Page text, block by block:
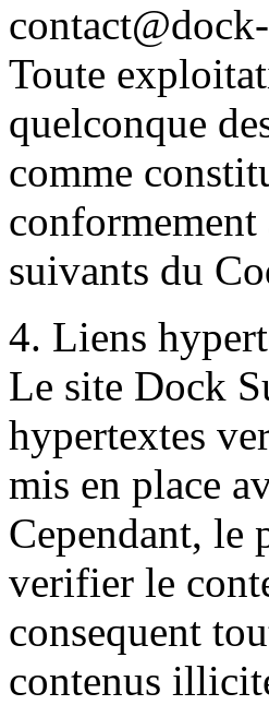
Toute
quelconque
comme
suivants du
4. Liens
Le site Dock
hypertextes
mis en place
Cependant, le
verifier le
consequent
contenus